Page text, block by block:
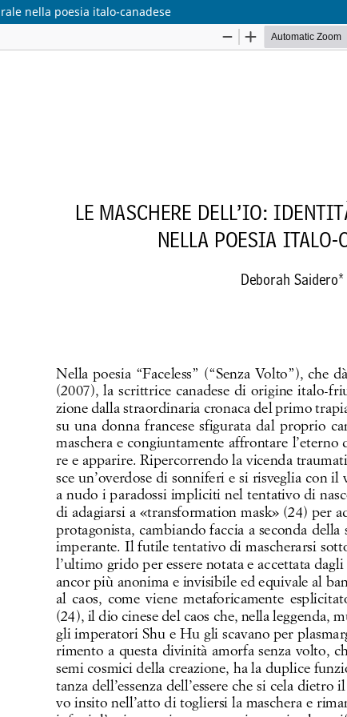
nella poesia italo-canadese